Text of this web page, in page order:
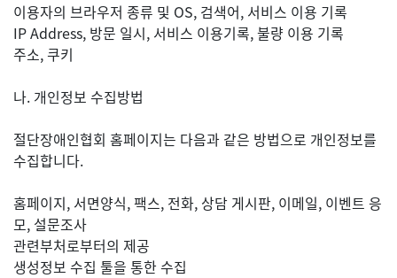
이용자의 브라우저 종류 및 OS, 검색어, 서비스 이용 기록
IP Address, 방문 일시, 서비스 이용기록, 불량 이용 기록
주소, 쿠키
나. 개인정보 수집방법
절단장애인협회 홈페이지는 다음과 같은 방법으로 개인정보를
수집합니다.
홈페이지, 서면양식, 팩스, 전화, 상담 게시판, 이메일, 이벤트 응
모, 설문조사
관련부처로부터의 제공
생성정보 수집 툴을 통한 수집